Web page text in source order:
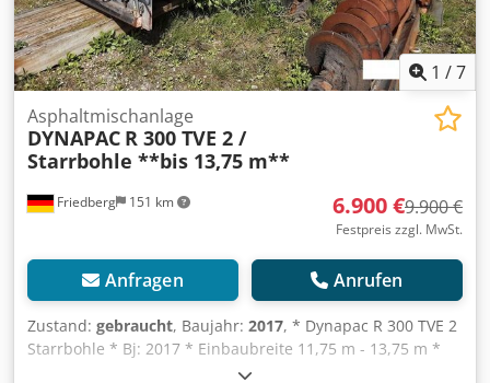
1 /7
Friedberg 151 km
Asphaltmischanlage
DYNAPAC R 300 TVE 2 /
Starrbohle **bis 13,75 m**
6.900 €9.900 €
Festpreis zzgl. MwSt.
Anfragen Anrufen
Zustand: gebraucht, Baujahr: 2017, * Dynapac R 300 TVE 2
Starrbohle * Bj: 2017 * Einbaubreite 11,75 m - 13,75 m *
mehr Bilder und Videos per Whatsapp Cedpfxoyq A S Ne